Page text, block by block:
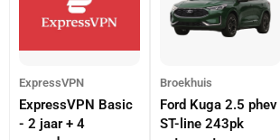
ExpressVPN
ExpressVPN Basic
- 2 jaar + 4
Broekhuis
Ford Kuga 2.5 phev
ST-line 243pk